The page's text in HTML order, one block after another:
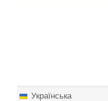
Українська